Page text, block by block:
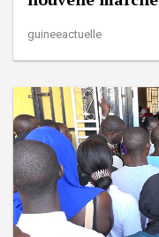
guineeactuelle